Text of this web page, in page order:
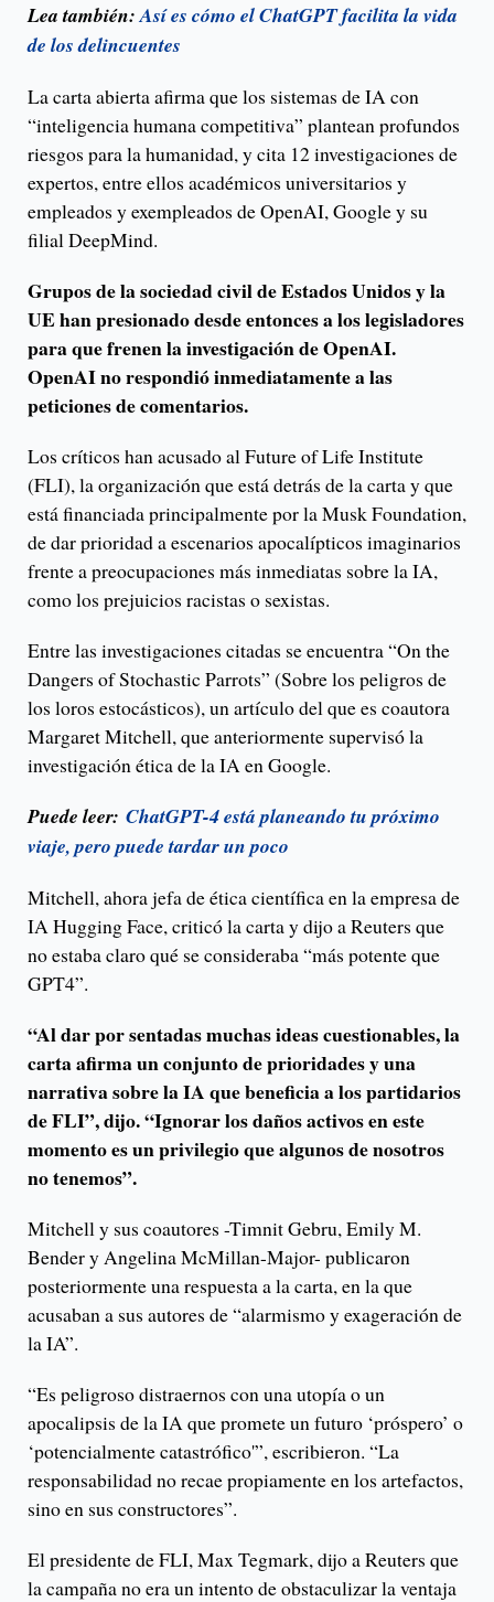
Lea también:Así es cómo el ChatGPT facilita la vida
de los delincuentes
La carta abierta afirma que los sistemas de IA con
“inteligencia humana competitiva” plantean profundos
riesgos para la humanidad, y cita 12 investigaciones de
expertos, entre ellos académicos universitarios y
empleados y exempleados de OpenAI, Google y su
filial DeepMind.
Grupos de la sociedad civil de Estados Unidos y la
UE han presionado desde entonces a los legisladores
para que frenen la investigación de OpenAI.
OpenAI no respondió inmediatamente a las
peticiones de comentarios.
Los críticos han acusado al Future of Life Institute
(FLI), la organización que está detrás de la carta y que
está financiada principalmente por la Musk Foundation,
de dar prioridad a escenarios apocalípticos imaginarios
frente a preocupaciones más inmediatas sobre la IA,
como los prejuicios racistas o sexistas.
Entre las investigaciones citadas se encuentra “On the
Dangers of Stochastic Parrots” (Sobre los peligros de
los loros estocásticos), un artículo del que es coautora
Margaret Mitchell, que anteriormente supervisó la
investigación ética de la IA en Google.
Puede leer: ChatGPT-4 está planeando tu próximo
viaje, pero puede tardar un poco
Mitchell, ahora jefa de ética científica en la empresa de
IA Hugging Face, criticó la carta y dijo a Reuters que
no estaba claro qué se consideraba “más potente que
GPT4”.
“Al dar por sentadas muchas ideas cuestionables, la
carta afirma un conjunto de prioridades y una
narrativa sobre la IA que beneficia a los partidarios
de FLI”, dijo. “Ignorar los daños activos en este
momento es un privilegio que algunos de nosotros
no tenemos”.
Mitchell y sus coautores -Timnit Gebru, Emily M.
Bender y Angelina McMillan-Major- publicaron
posteriormente una respuesta a la carta, en la que
acusaban a sus autores de “alarmismo y exageración de
la IA”.
“Es peligroso distraernos con una utopía o un
apocalipsis de la IA que promete un futuro ‘próspero’ o
‘potencialmente catastrófico'”, escribieron. “La
responsabilidad no recae propiamente en los artefactos,
sino en sus constructores”.
El presidente de FLI, Max Tegmark, dijo a Reuters que
la campaña no era un intento de obstaculizar la ventaja